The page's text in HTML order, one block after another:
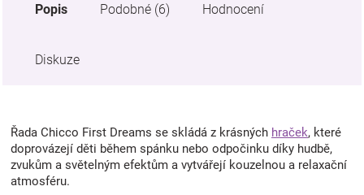
Popis Podobné (6) Hodnocení
Diskuze
Řada Chicco First Dreams se skládá z krásných hraček, které
doprovázejí děti během spánku nebo odpočinku díky hudbě,
zvukům a světelným efektům a vytvářejí kouzelnou a relaxační
atmosféru.